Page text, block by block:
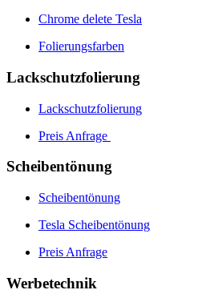
Chrome delete Tesla
Folierungsfarben
Lackschutzfolierung
Lackschutzfolierung
Preis Anfrage
Scheibentönung
Scheibentönung
Tesla Scheibentönung
Preis Anfrage
Werbetechnik